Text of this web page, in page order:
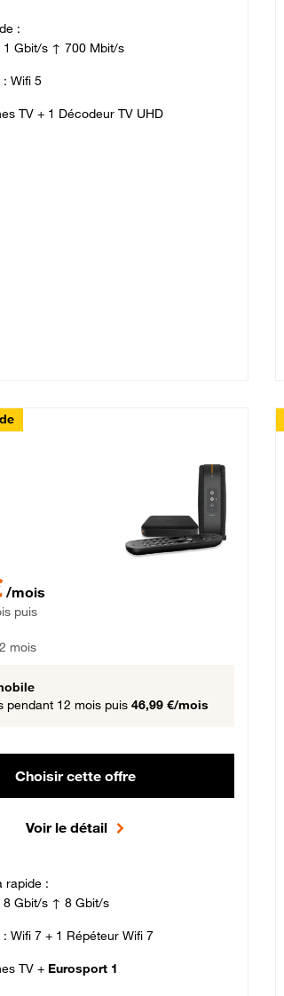
:
Gbit/s ↑ 700 Mbit/s
Wifi 5
TV + 1 Décodeur TV UHD
Up Fibre
/mois
puis
mois
pendant 12 mois puis 46,99 €/mois
Choisir cette offre
Voir le détail
rapide :
Gbit/s ↑ 8 Gbit/s
: Wifi 7 + 1 Répéteur Wifi 7
TV + Eurosport 1